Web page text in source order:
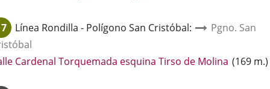
Línea Rondilla - Polígono San Cristóbal:
Pgno. San
Cardenal Torquemada esquina Tirso de Molina Enlace
(169 m.)